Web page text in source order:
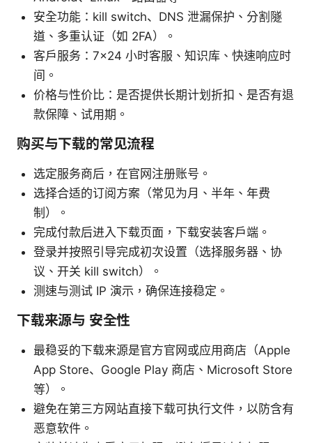
安全功能：kill switch、DNS 泄漏保护、分割隧
道、多重认证（如 2FA）。
客户服务：7×24 小时客服、知识库、快速响应时
间。
价格与性价比：是否提供长期计划折扣、是否有退
款保障、试用期。
购买与下载的常见流程
选定服务商后，在官网注册账号。
选择合适的订阅方案（常见为月、半年、年费
制）。
完成付款后进入下载页面，下载安装客户端。
登录并按照引导完成初次设置（选择服务器、协
议、开关 kill switch）。
测速与测试 IP 演示，确保连接稳定。
下载来源与 安全性
最稳妥的下载来源是官方官网或应用商店（Apple
App Store、Google Play 商店、Microsoft Store
等）。
避免在第三方网站直接下载可执行文件，以防含有
恶意软件。